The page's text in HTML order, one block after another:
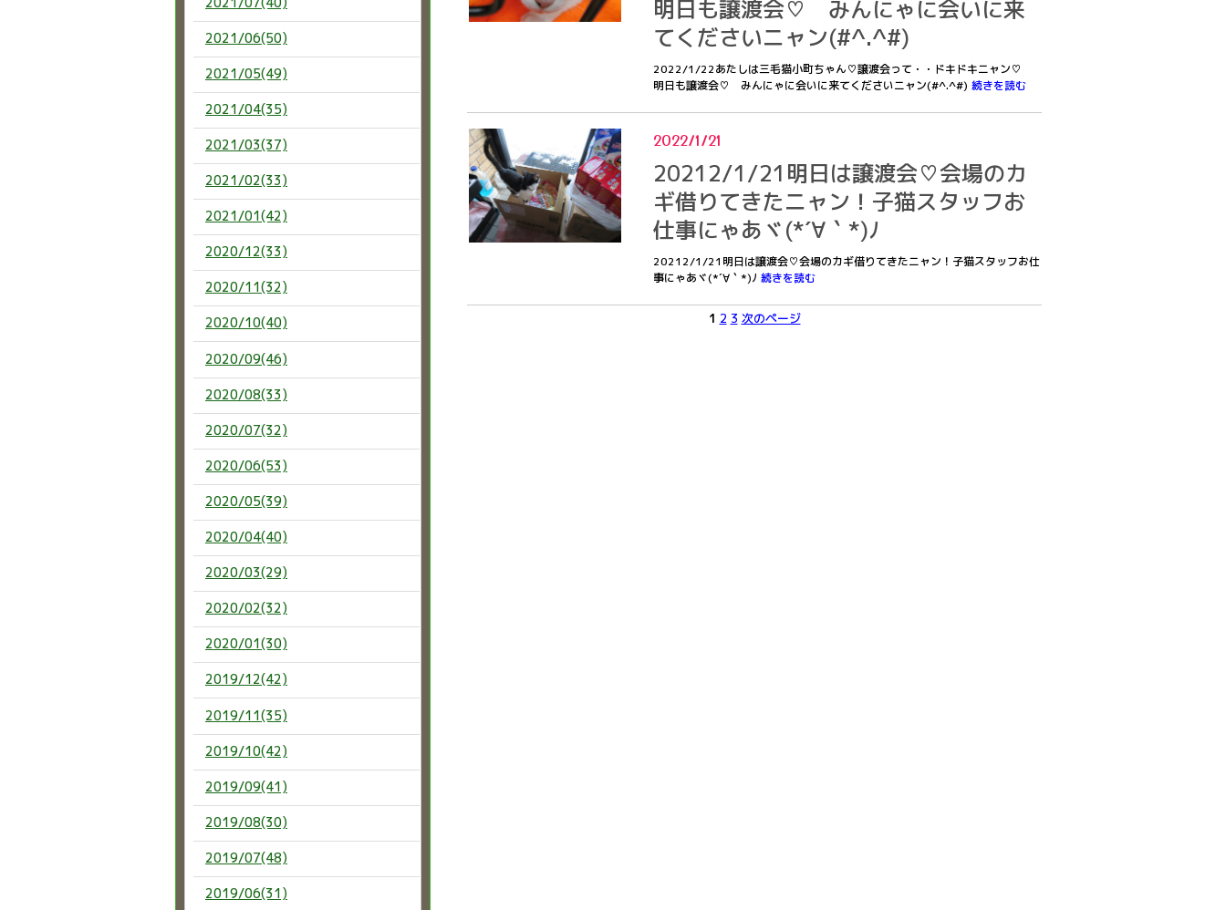
明日も譲渡会♡ みんにゃに会いに来
てくださいニャン(#^.^#)
2022/1/22あたしは三毛猫小町ちゃん♡譲渡会って・・ドキドキニャン♡
明日も譲渡会♡ みんにゃに会いに来てくださいニャン(#^.^#) 続きを読む
2022/1/21
20212/1/21明日は譲渡会♡会場のカ
ギ借りてきたニャン！子猫スタッフお
仕事にゃあヾ(*´∀｀*)ﾉ
20212/1/21明日は譲渡会♡会場のカギ借りてきたニャン！子猫スタッフお仕
事にゃあヾ(*´∀｀*)ﾉ 続きを読む
1 2 3 次のページ
2021/06(50)
2021/05(49)
2021/04(35)
2021/03(37)
2021/02(33)
2021/01(42)
2020/12(33)
2020/11(32)
2020/10(40)
2020/09(46)
2020/08(33)
2020/07(32)
2020/06(53)
2020/05(39)
2020/04(40)
2020/03(29)
2020/02(32)
2020/01(30)
2019/12(42)
2019/11(35)
2019/10(42)
2019/09(41)
2019/08(30)
2019/07(48)
2019/06(31)